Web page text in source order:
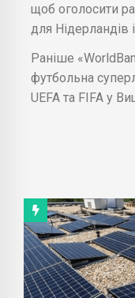
щоб оголосити
для Нідерландів
Раніше
футбольна
UEFA та FIFA у